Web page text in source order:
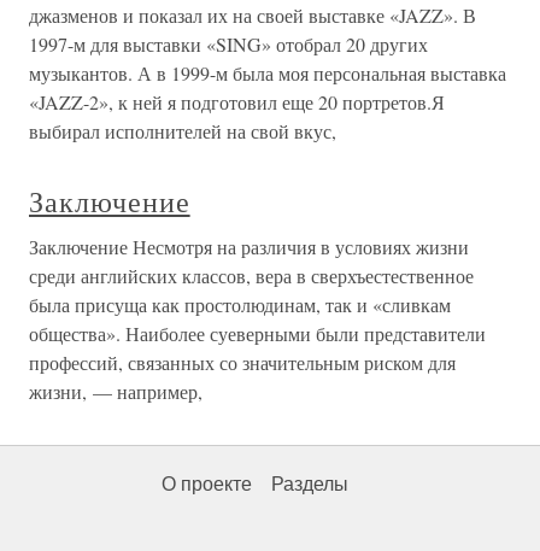
джазменов и показал их на своей выставке «JAZZ». В
1997-м для выставки «SING» отобрал 20 других
музыкантов. А в 1999-м была моя персональная выставка
«JAZZ-2», к ней я подготовил еще 20 портретов.Я
выбирал исполнителей на свой вкус,
Заключение
Заключение Несмотря на различия в условиях жизни
среди английских классов, вера в сверхъестественное
была присуща как простолюдинам, так и «сливкам
общества». Наиболее суеверными были представители
профессий, связанных со значительным риском для
жизни, — например,
О проекте Разделы